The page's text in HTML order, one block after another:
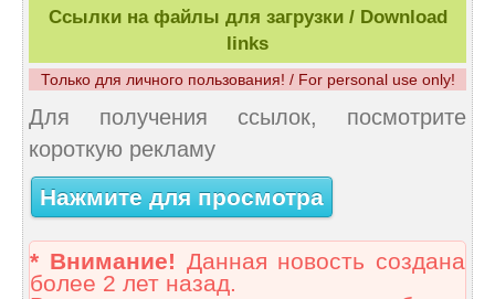
Ссылки на файлы для загрузки / Download
links
Только для личного пользования! / For personal use only!
Для получения ссылок, посмотрите
короткую рекламу
Нажмите для просмотра
* Внимание! Данная новость создана
более 2 лет назад.